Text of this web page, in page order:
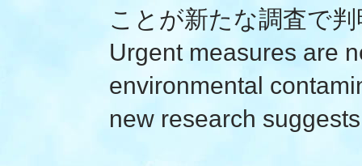
ことが新たな調査で判
Urgent measures are
environmental
new research suggests